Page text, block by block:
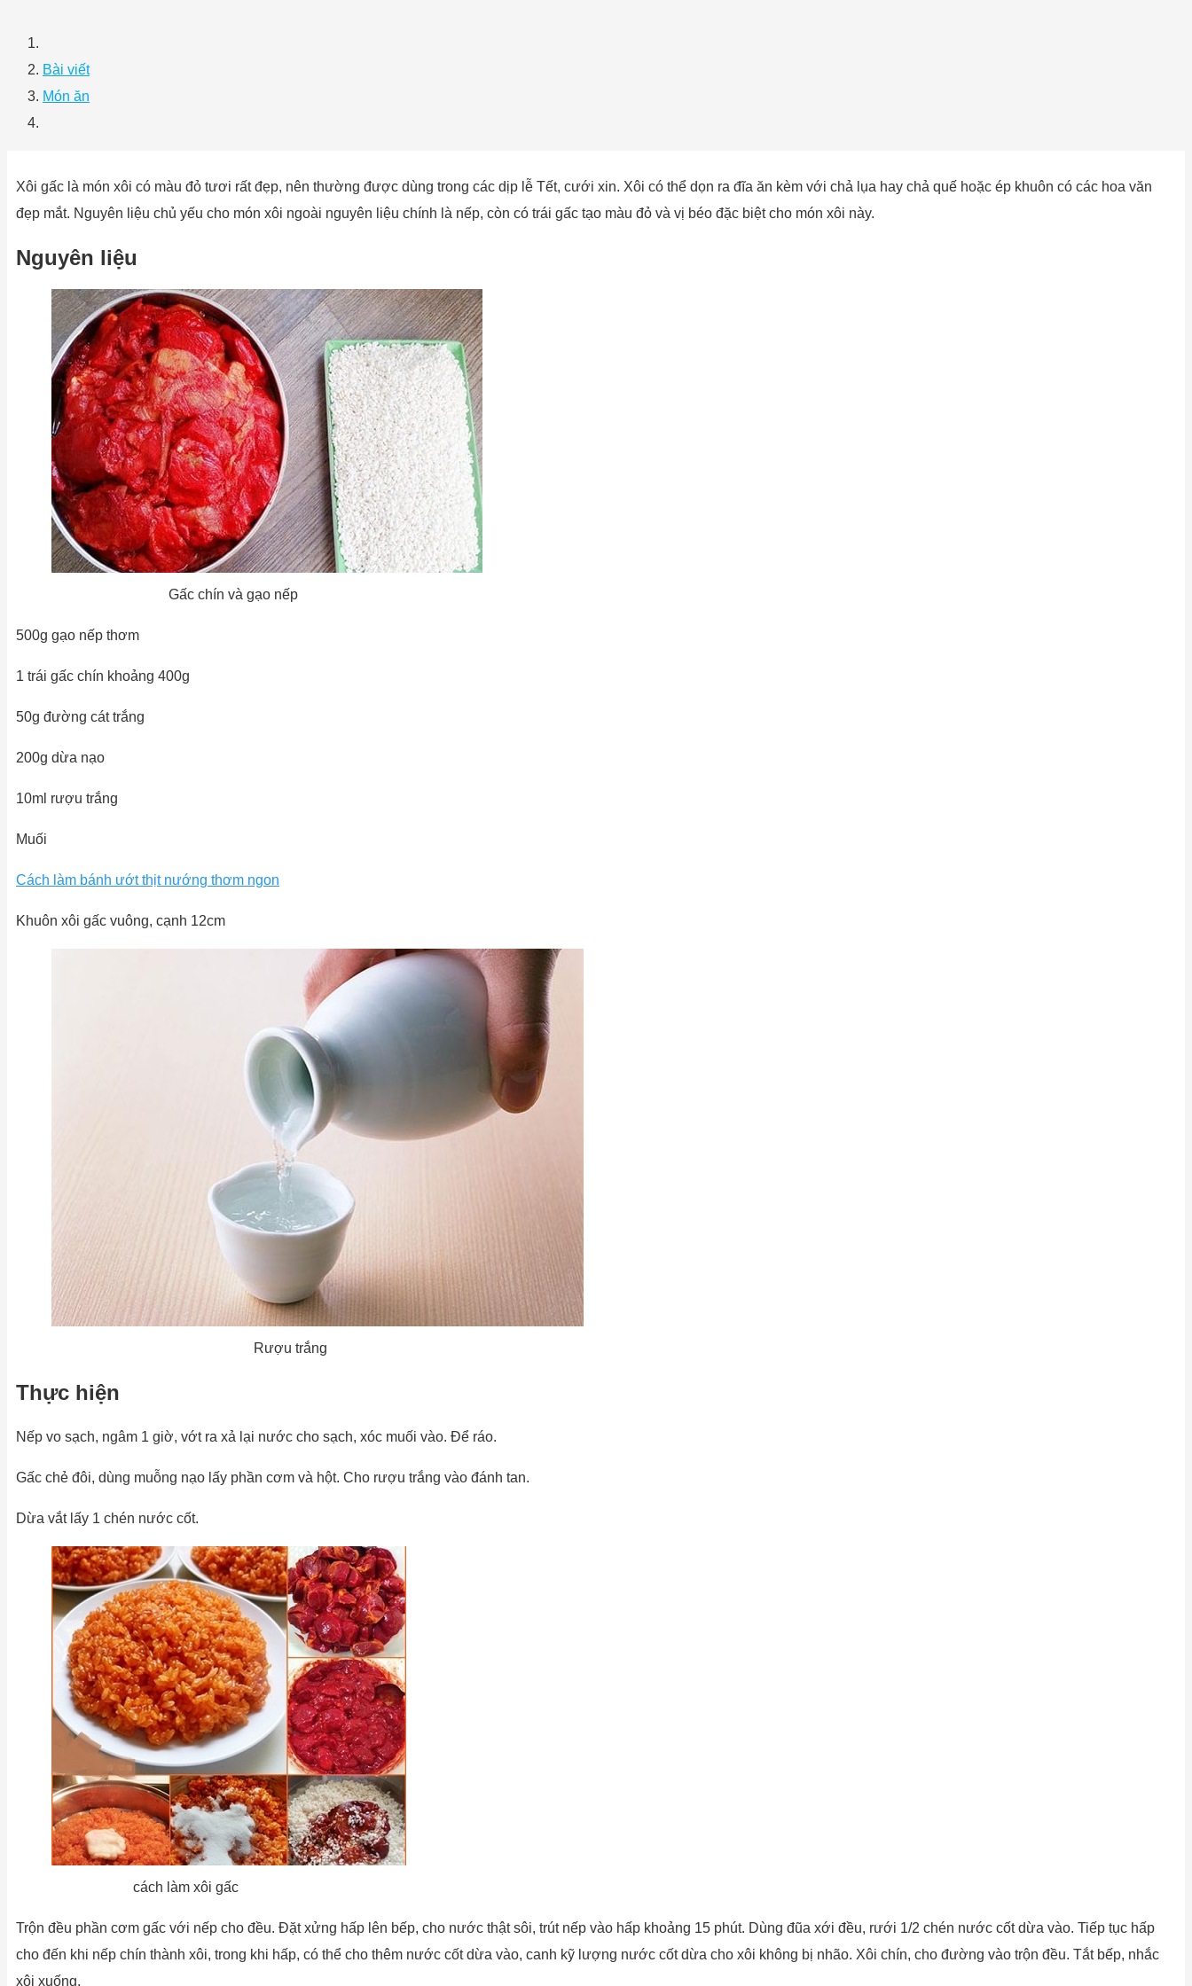
Bài viết
Món ăn
Xôi gấc là món xôi có màu đỏ tươi rất đẹp, nên thường được dùng trong các dịp lễ Tết, cưới xin. Xôi có thể dọn ra đĩa ăn kèm với chả lụa hay chả quế hoặc ép khuôn có các hoa văn
đẹp mắt. Nguyên liệu chủ yếu cho món xôi ngoài nguyên liệu chính là nếp, còn có trái gấc tạo màu đỏ và vị béo đặc biệt cho món xôi này.
Nguyên liệu
Gấc chín và gạo nếp
500g gạo nếp thơm
1 trái gấc chín khoảng 400g
50g đường cát trắng
200g dừa nạo
10ml rượu trắng
Muối
Cách làm bánh ướt thịt nướng thơm ngon
Khuôn xôi gấc vuông, cạnh 12cm
Rượu trắng
Thực hiện
Nếp vo sạch, ngâm 1 giờ, vớt ra xả lại nước cho sạch, xóc muối vào. Để ráo.
Gấc chẻ đôi, dùng muỗng nạo lấy phần cơm và hột. Cho rượu trắng vào đánh tan.
Dừa vắt lấy 1 chén nước cốt.
cách làm xôi gấc
Trộn đều phần cơm gấc với nếp cho đều. Đặt xửng hấp lên bếp, cho nước thật sôi, trút nếp vào hấp khoảng 15 phút. Dùng đũa xới đều, rưới 1/2 chén nước cốt dừa vào. Tiếp tục hấp
cho đến khi nếp chín thành xôi, trong khi hấp, có thể cho thêm nước cốt dừa vào, canh kỹ lượng nước cốt dừa cho xôi không bị nhão. Xôi chín, cho đường vào trộn đều. Tắt bếp, nhắc
xôi xuống.